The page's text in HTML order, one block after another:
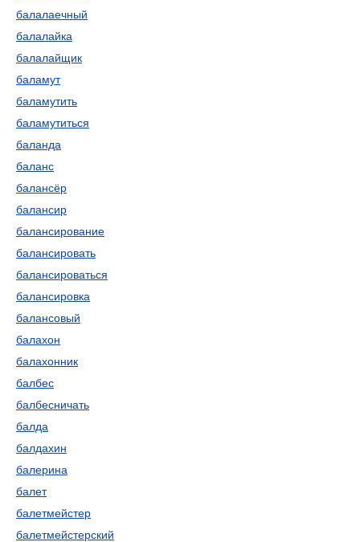
балалаечный
балалайка
балалайщик
баламут
баламутить
баламутиться
баланда
баланс
балансёр
балансир
балансирование
балансировать
балансироваться
балансировка
балансовый
балахон
балахонник
балбес
балбесничать
балда
балдахин
балерина
балет
балетмейстер
балетмейстерский